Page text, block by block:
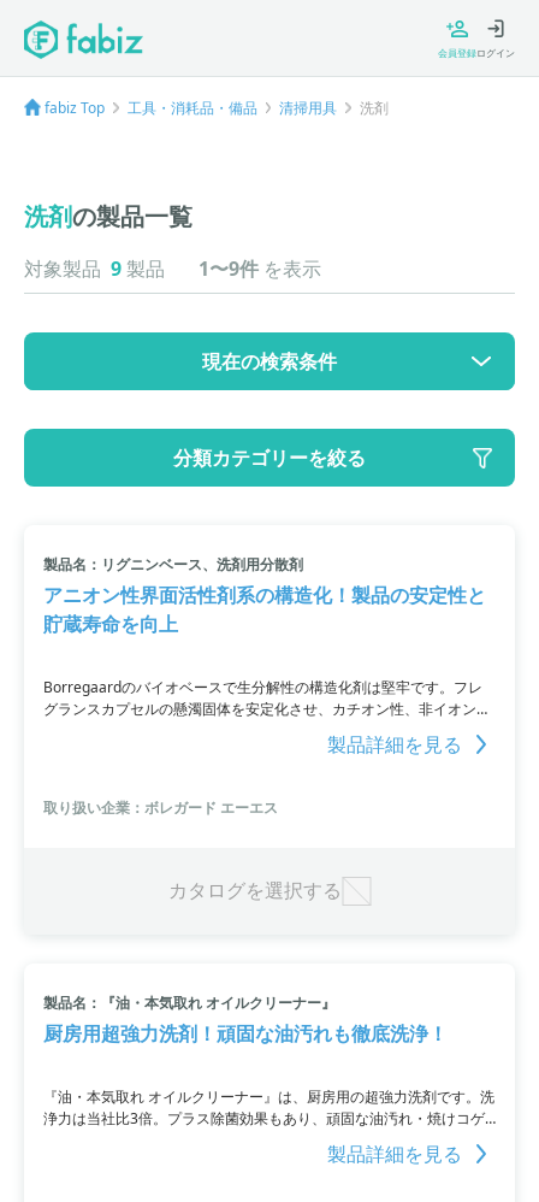
会員登録ログイン
fabiz Top 工具・消耗品・備品 清掃用具 洗剤
洗剤の製品一覧
対象製品 9 製品 1〜9件 を表示
現在の検索条件
大カテゴリ: 工具・消耗品・備品
小カテゴリ: 洗剤
分類カテゴリーを絞る
製品名：リグニンベース、洗剤用分散剤
アニオン性界面活性剤系の構造化！製品の安定性と
貯蔵寿命を向上
Borregaardのバイオベースで生分解性の構造化剤は堅牢です。フレ
グランスカプセルの懸濁固体を安定化させ、カチオン性、非イオン
性、アニオン性界面活性剤、酵素、および酸化剤を広いpHおよび温度
範囲内で配合して増粘することが可能。製品の安定性と貯蔵寿命を改
酵素、酸化剤との配合の適合性と堅牢性も向上させ、糸引きのない製
品テクスチャーでフレグランスカプセルの懸濁と沈降を防止します。
製品詳細を見る
取り扱い企業：ボレガード エーエス
カタログを選択する
製品名：『油・本気取れ オイルクリーナー』
厨房用超強力洗剤！頑固な油汚れも徹底洗浄！
『油・本気取れ オイルクリーナー』は、厨房用の超強力洗剤です。洗
浄力は当社比3倍。プラス除菌効果もあり、頑固な油汚れ・焼けコゲ
汚れを強力に洗浄します。レンジフードをはじめ、換気扇やレンジで
の使用に適しています。容量は4L、20Lの2種類あり、アルカリ性の液
製品詳細を見る